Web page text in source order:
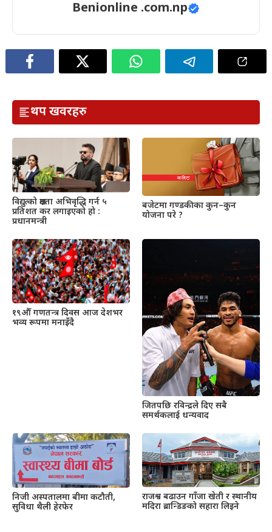
Benionline .com.np
थप खवरहरु
विद्युत्को क्षमता अभिवृद्धि गर्न ५
प्रतिशत कर लगाइएको हो :
प्रधानमन्त्री
बजेटमा गण्डकीका कुन–कुन
योजना परे ?
१९औँ गणतन्त्र दिवस आज देशभर
भव्य रूपमा मनाइँदै
जितपछि रविन्द्रले दिए सबै
समर्थकलाई धन्यवाद
निजी अस्पतालमा बीमा कटौती,
सुविधा थैली हेरफेर
राजश्व बढाउन गाँजा खेती र स्थानीय
मदिरा ब्रान्डिङको सहारा लिइने